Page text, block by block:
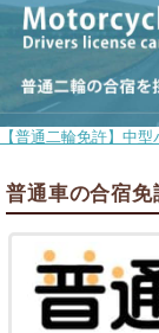
【普通二輪免許】中
普通車の合宿免